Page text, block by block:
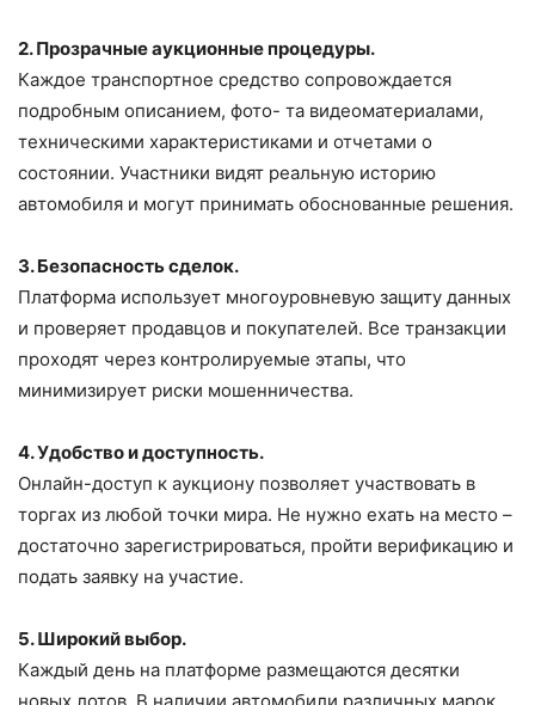
2. Прозрачные аукционные процедуры.
Каждое транспортное средство сопровождается
подробным описанием, фото- та видеоматериалами,
техническими характеристиками и отчетами о
состоянии. Участники видят реальную историю
автомобиля и могут принимать обоснованные решения.
3. Безопасность сделок.
Платформа использует многоуровневую защиту данных
и проверяет продавцов и покупателей. Все транзакции
проходят через контролируемые этапы, что
минимизирует риски мошенничества.
4. Удобство и доступность.
Онлайн-доступ к аукциону позволяет участвовать в
торгах из любой точки мира. Не нужно ехать на место –
достаточно зарегистрироваться, пройти верификацию и
подать заявку на участие.
5. Широкий выбор.
Каждый день на платформе размещаются десятки